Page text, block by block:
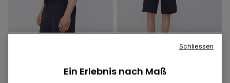
5 Farben
Ein Erlebnis nach Maß
Schliessen